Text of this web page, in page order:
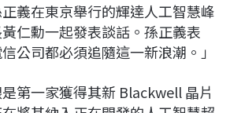
義在東京舉行的輝達人工智慧峰
仁勳一起發表談話。孫正義表
公司都必須追隨這一新浪潮。」
第一家獲得其新 Blackwell 晶片